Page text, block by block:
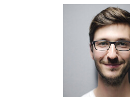
e